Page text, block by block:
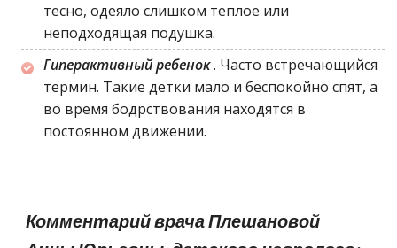
тесно, одеяло слишком теплое или
неподходящая подушка.
Гиперактивный ребенок. Часто встречающийся
термин. Такие детки мало и беспокойно спят, а
во время бодрствования находятся в
постоянном движении.
Комментарий врача Плешановой